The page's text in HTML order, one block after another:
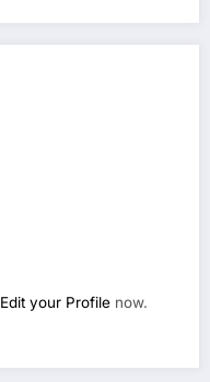
Edit your Profile now.